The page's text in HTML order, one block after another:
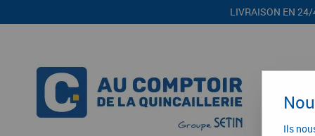
LIVRAISON EN 24/
Ils